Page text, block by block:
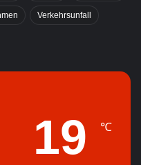
Verkehrsunfall
19 ℃